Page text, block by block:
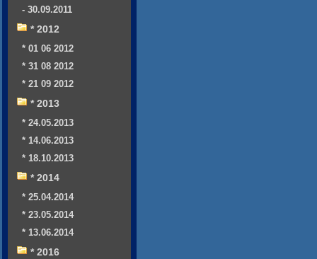
- 30.09.2011
* 2012
* 01 06 2012
* 31 08 2012
* 21 09 2012
* 2013
* 24.05.2013
* 14.06.2013
* 18.10.2013
* 2014
* 25.04.2014
* 23.05.2014
* 13.06.2014
* 2016